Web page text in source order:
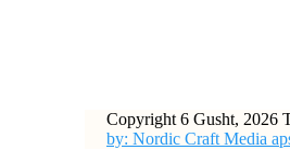
Copyright 6 Gusht, 2026
by: Nordic Craft Media